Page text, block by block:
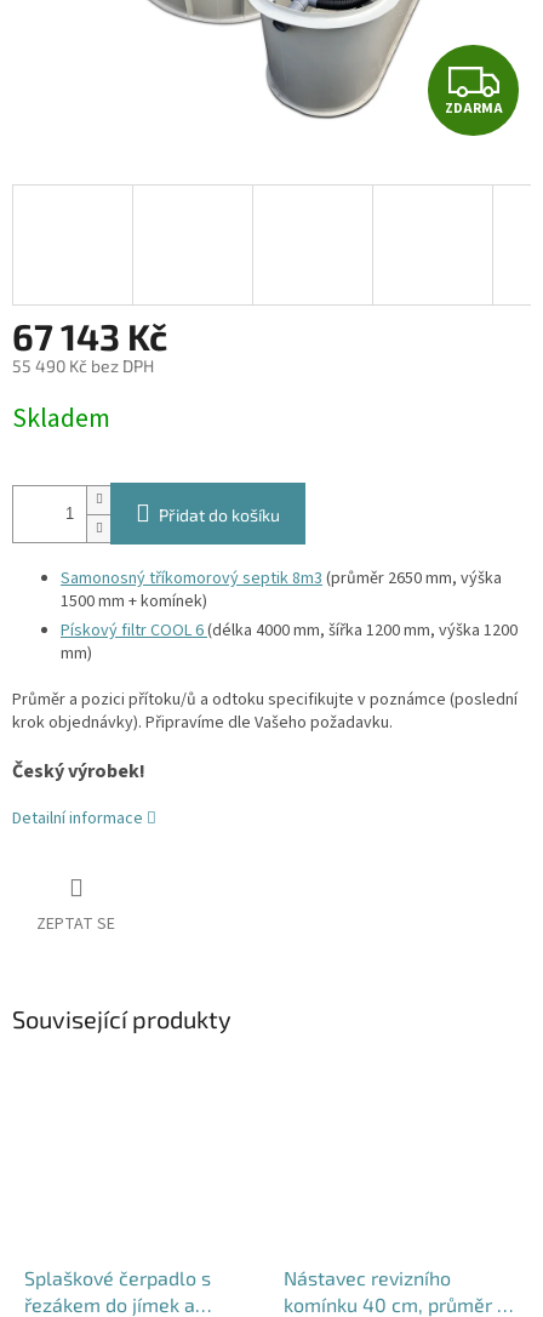
Z
D
A
ZDARMA
67 143 Kč
55 490 Kč bez DPH
cena:
Skladem
Přidat do košíku
Samonosný tříkomorový septik 8m3(průměr 2650 mm, výška
1500 mm + komínek)
Pískový filtr COOL 6(délka 4000 mm, šířka 1200 mm, výška 1200
mm)
Průměr a pozici přítoku/ů a odtoku specifikujte v poznámce (poslední
krok objednávky). Připravíme dle Vašeho požadavku.
Český výrobek!
Detailní informace
ZEPTAT SE
Související produkty
Splaškové čerpadlo s
řezákem do jímek a
Nástavec revizního
komínku 40 cm, průměr 70